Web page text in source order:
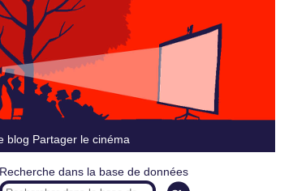
blog Partager le cinéma
Recherche dans la base de données